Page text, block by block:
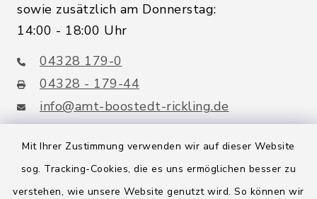
Mit Ihrer Zustimmung verwenden wir auf dieser Website
sog. Tracking-Cookies, die es uns ermöglichen besser zu
verstehen, wie unsere Website genutzt wird. So können wir
sowie zusätzlich am Donnerstag:
14:00 - 18:00 Uhr
04328 179-0
04328 - 179-44
info@amt-boostedt-rickling.de
Quicklinks